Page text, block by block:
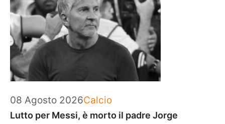
08 Agosto 2026Categorie
Calcio
Lutto per Messi, è morto il padre Jorge